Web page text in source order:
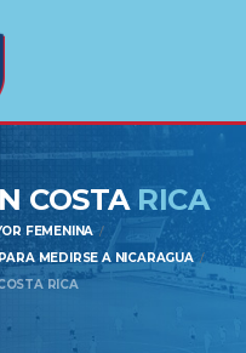
COSTA RICA
FEMENINA
MEDIRSE A NICARAGUA
RICA